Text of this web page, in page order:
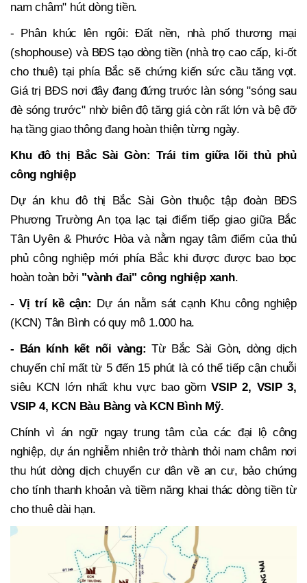
nam châm" hút dòng tiền.
- Phân khúc lên ngôi: Đất nền, nhà phố thương mại
(shophouse) và BĐS tạo dòng tiền (nhà trọ cao cấp, ki-ốt
cho thuê) tại phía Bắc sẽ chứng kiến sức cầu tăng vọt.
Giá trị BĐS nơi đây đang đứng trước làn sóng "sóng sau
đè sóng trước" nhờ biên độ tăng giá còn rất lớn và bệ đỡ
hạ tầng giao thông đang hoàn thiện từng ngày.
Khu đô thị Bắc Sài Gòn: Trái tim giữa lõi thủ phủ
công nghiệp
Dự án khu đô thị Bắc Sài Gòn thuộc tập đoàn BĐS
Phương Trường An tọa lạc tại điểm tiếp giao giữa Bắc
Tân Uyên & Phước Hòa và nằm ngay tâm điểm của thủ
phủ công nghiệp mới phía Bắc khi được được bao bọc
hoàn toàn bởi "vành đai" công nghiệp xanh.
- Vị trí kề cận: Dự án nằm sát cạnh Khu công nghiệp
(KCN) Tân Bình có quy mô 1.000 ha.
- Bán kính kết nối vàng:Từ Bắc Sài Gòn, dòng dịch
chuyển chỉ mất từ 5 đến 15 phút là có thể tiếp cận chuỗi
siêu KCN lớn nhất khu vực bao gồmVSIP 2, VSIP 3,
VSIP 4, KCN Bàu Bàng và KCN Bình Mỹ.
Chính vì án ngữ ngay trung tâm của các đại lộ công
nghiệp, dự án nghiễm nhiên trở thành thỏi nam châm nơi
thu hút dòng dịch chuyển cư dân về an cư, bảo chứng
cho tính thanh khoản và tiềm năng khai thác dòng tiền từ
cho thuê dài hạn.